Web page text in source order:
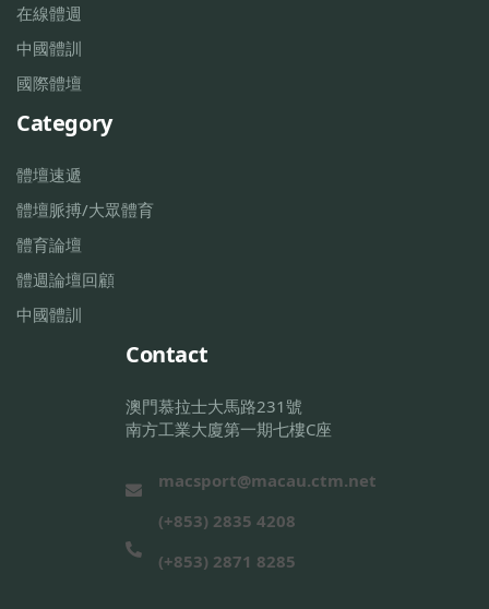
在線體週
中國體訓
國際體壇
Category
體壇速遞
體壇脈搏/大眾體育
體育論壇
體週論壇回顧
中國體訓
Contact
澳門慕拉士大馬路231號
南方工業大廈第一期七樓C座
macsport@macau.ctm.net
(+853) 2835 4208
(+853) 2871 8285